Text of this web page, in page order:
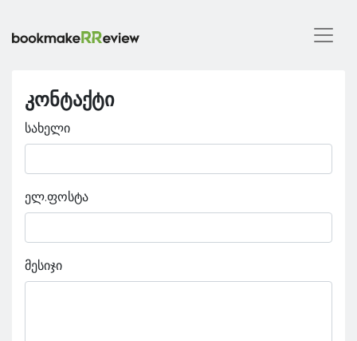
კონტაქტი
სახელი
ელ.ფოსტა
მესიჯი